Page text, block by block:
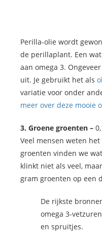
Perilla-olie wordt
de perillaplant. Een
aan omega 3.
uit. Je gebruikt het als
variatie voor onder
meer over deze mooie
3. Groene groenten –
Veel mensen weten
groenten vinden we
klinkt niet als veel,
gram groenten op een
De rijkste
omega 3-
en spruitjes.